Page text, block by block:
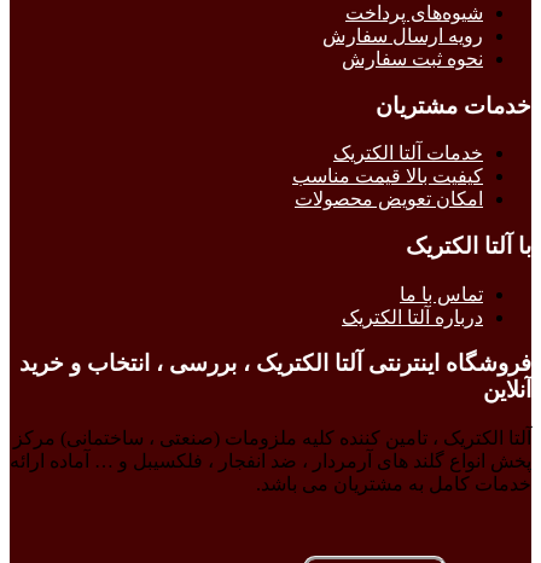
شیوه‌های پرداخت
رویه ارسال سفارش
نحوه ثبت سفارش
خدمات مشتریان
خدمات آلتا الکتریک
کیفیت بالا قیمت مناسب
امکان تعویض محصولات
با آلتا الکتریک
تماس با ما
درباره آلتا الکتریک
فروشگاه اینترنتی آلتا الکتریک ، بررسی ، انتخاب و خرید
آنلاین
آلتا الکتریک ، تامین کننده کلیه ملزومات (صنعتی ، ساختمانی) مرکز
پخش انواع گلند های آرمردار ، ضد انفجار ، فلکسیبل و … آماده ارائه
خدمات کامل به مشتریان می باشد.